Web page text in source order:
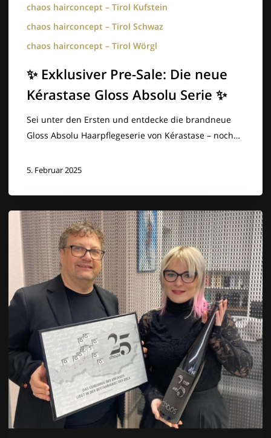
chaos hairconcept – Tirol Kufstein
chaos hairconcept – Tirol Schwaz
chaos hairconcept – Tirol Wörgl
✨ Exklusiver Pre-Sale: Die neue
Kérastase Gloss Absolu Serie ✨
Sei unter den Ersten und entdecke die brandneue
Gloss Absolu Haarpflegeserie von Kérastase – noch…
5. Februar 2025
📢
Werde
chaoshairconcept-
Familie
Franchisepartner!